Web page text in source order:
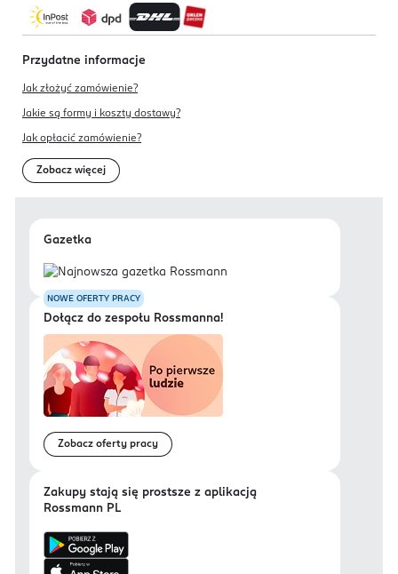
Przydatne informacje
Jak złożyć zamówienie?
Jakie są formy i koszty dostawy?
Jak opłacić zamówienie?
Zobacz więcej
Gazetka
NOWE OFERTY PRACY
Dołącz do zespołu Rossmanna!
Zobacz oferty pracy
Zakupy stają się prostsze z aplikacją
Rossmann PL